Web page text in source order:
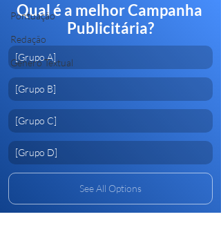
Pontuação
Redação
Gênero Textual
Qual é a melhor Campanha
Publicitária?
[Grupo A]
[Grupo B]
[Grupo C]
[Grupo D]
See All Options